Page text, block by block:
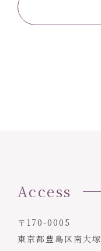
Access
〒170-0005
東京都豊島区南大